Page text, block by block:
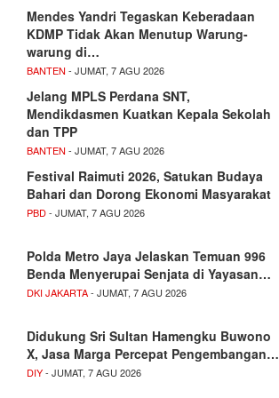
Mendes Yandri Tegaskan Keberadaan
KDMP Tidak Akan Menutup Warung-
warung di…
BANTEN - JUMAT, 7 AGU 2026
Jelang MPLS Perdana SNT,
Mendikdasmen Kuatkan Kepala Sekolah
dan TPP
BANTEN - JUMAT, 7 AGU 2026
Festival Raimuti 2026, Satukan Budaya
Bahari dan Dorong Ekonomi Masyarakat
PBD- JUMAT, 7 AGU 2026
Polda Metro Jaya Jelaskan Temuan 996
Benda Menyerupai Senjata di Yayasan…
DKI JAKARTA- JUMAT, 7 AGU 2026
Didukung Sri Sultan Hamengku Buwono
X, Jasa Marga Percepat Pengembangan…
DIY- JUMAT, 7 AGU 2026